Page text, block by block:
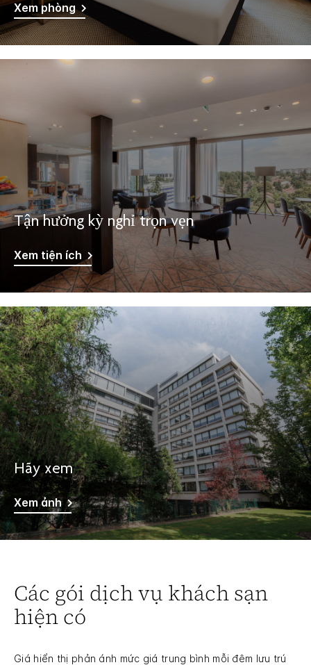
Xem phòng
Tận hưởng kỳ nghỉ trọn vẹn
Xem tiện ích
Hãy xem
Xem ảnh
Các gói dịch vụ khách sạn
hiện có
Giá hiển thị phản ánh mức giá trung bình mỗi đêm lưu trú